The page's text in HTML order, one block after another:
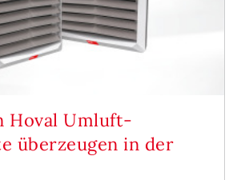
Hoval Umluft-
überzeugen in der